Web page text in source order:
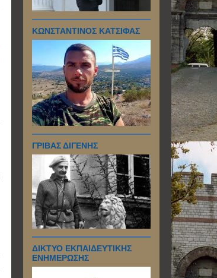
ΚΩΝΣΤΑΝΤΙΝΟΣ ΚΑΤΣΙΦΑΣ
ΓΡΙΒΑΣ ΔΙΓΕΝΗΣ
ΔΙΚΤΥΟ ΕΚΠΑΙΔΕΥΤΙΚΗΣ
ΕΝΗΜΕΡΩΣΗΣ